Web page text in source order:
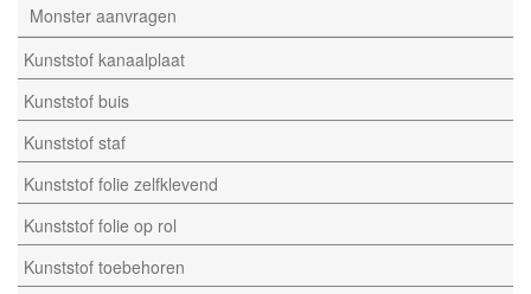
Monster aanvragen
Kunststof kanaalplaat
Kunststof buis
Kunststof staf
Kunststof folie zelfklevend
Kunststof folie op rol
Kunststof toebehoren